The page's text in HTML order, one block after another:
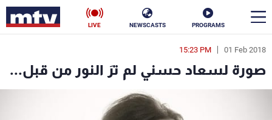
PROGRAMS
NEWSCASTS
LIVE
01 Feb 2018
15:23 PM
صورة لسعاد حسني لم ترَ النور من قبل...
en
الأخبار
ناس